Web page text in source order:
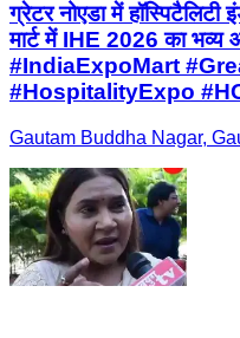
ग्रेटर नोएडा में हॉस्पिटैलिटी
मार्ट में IHE 2026 का
#IndiaExpoMart
#HospitalityExpo
Gautam Buddha Nagar,